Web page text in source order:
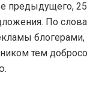
По
блогерами,
тем